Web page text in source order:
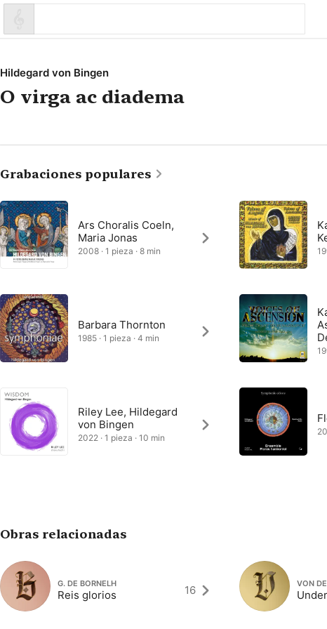
Hildegard von Bingen
O virga ac diadema
Grabaciones populares
Ars Choralis Coeln,
Maria Jonas
2008 · 1 pieza · 8 min
Barbara Thornton
1985 · 1 pieza · 4 min
Riley Lee, Hildegard
von Bingen
2022 · 1 pieza · 10 min
Obras relacionadas
G. DE BORNELH
Reis glorios 16 VON